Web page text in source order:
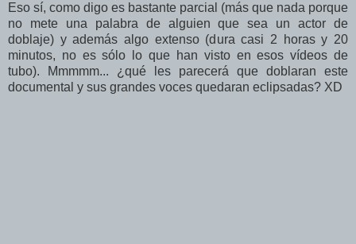
Eso sí, como digo es bastante parcial (más que nada porque
no mete una palabra de alguien que sea un actor de
doblaje) y además algo extenso (dura casi 2 horas y 20
minutos, no es sólo lo que han visto en esos vídeos de
tubo). Mmmmm... ¿qué les parecerá que doblaran este
documental y sus grandes voces quedaran eclipsadas? XD